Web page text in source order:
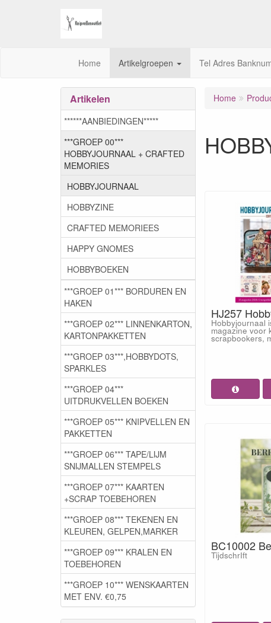
Home Artikelgroepen Tel Adres
Home
HJ257
Hobbyjournaal
magazine voor
scrapbookers,
BC10002
TijdschrIft
Artikelen
******AANBIEDINGEN*****
***GROEP 00***
HOBBYJOURNAAL + CRAFTED
MEMORIES
HOBBYJOURNAAL
HOBBYZINE
CRAFTED MEMORIEES
HAPPY GNOMES
HOBBYBOEKEN
***GROEP 01*** BORDUREN EN
HAKEN
***GROEP 02*** LINNENKARTON,
KARTONPAKKETTEN
***GROEP 03***,HOBBYDOTS,
SPARKLES
***GROEP 04***
UITDRUKVELLEN BOEKEN
***GROEP 05*** KNIPVELLEN EN
PAKKETTEN
***GROEP 06*** TAPE/LIJM
SNIJMALLEN STEMPELS
***GROEP 07*** KAARTEN
+SCRAP TOEBEHOREN
***GROEP 08*** TEKENEN EN
KLEUREN, GELPEN,MARKER
***GROEP 09*** KRALEN EN
TOEBEHOREN
***GROEP 10*** WENSKAARTEN
MET ENV. €0,75